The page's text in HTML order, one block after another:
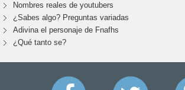
Nombres reales de youtubers
¿Sabes algo? Preguntas variadas
Adivina el personaje de Fnafhs
¿Qué tanto se?